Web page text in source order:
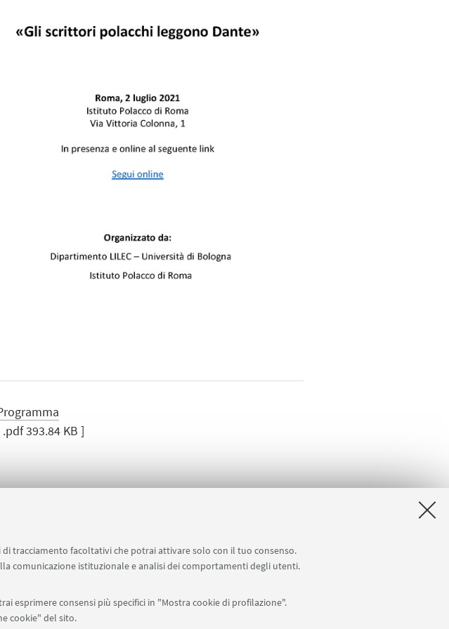
tracciamento facoltativi che potrai attivare solo con il tuo consenso.
comunicazione istituzionale e analisi dei comportamenti degli utenti.
esprimere consensi più specifici in "Mostra cookie di profilazione".
cookie" del sito.
.pdf 393.84 KB ]